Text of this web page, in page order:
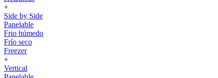
+
Side by Side
Panelable
Frio húmedo
Frío seco
Freezer
+
Vertical